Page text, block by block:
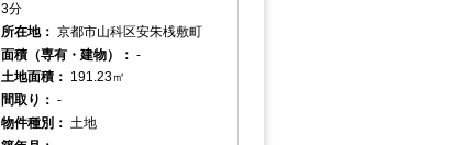
3分
所在地： 京都市山科区安朱桟敷町
面積（専有・建物）： -
土地面積： 191.23㎡
間取り： -
物件種別： 土地